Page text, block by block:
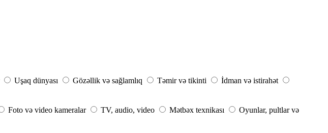
Uşaq dünyası Gözəllik və sağlamlıq Təmir və tikinti
İdman və istirahət
Foto və video kameralar TV, audio, video Mətbəx texnikası
Oyunlar, pultlar və